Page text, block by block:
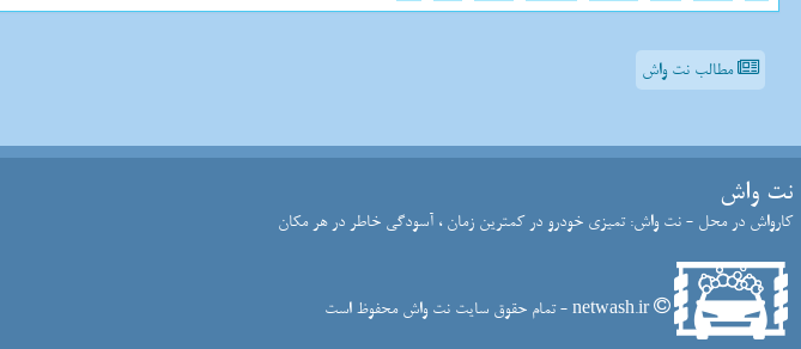
مطالب نت واش
نت واش
کارواش در محل - نت واش: تمیزی خودرو در کمترین زمان ، آسودگی خاطر در هر مکان
netwash.ir - تمام حقوق سایت نت واش محفوظ است